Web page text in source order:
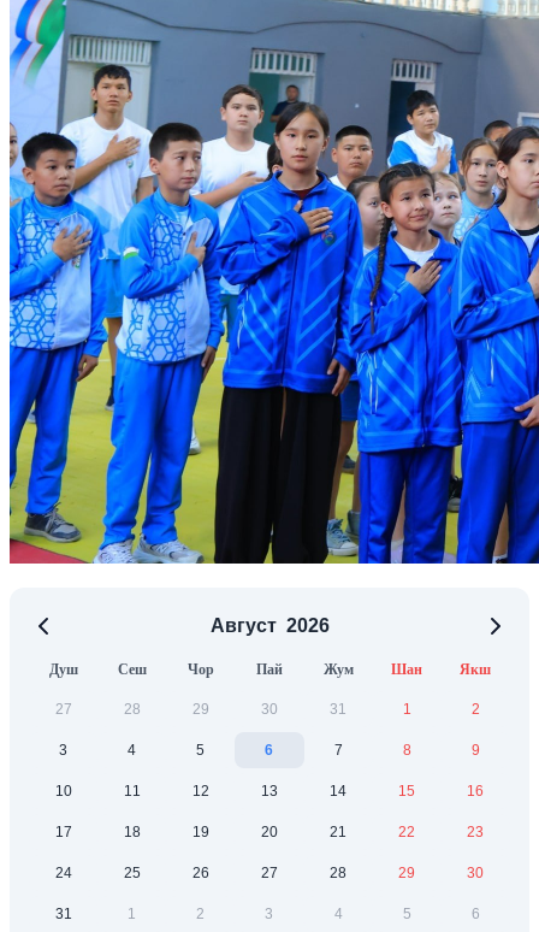
Август 2026
Душ Сеш Чор Пай Жум Шан Якш
27 28 29 30 31 1 2
3 4 5 6 7 8 9
10 11 12 13 14 15 16
17 18 19 20 21 22 23
24 25 26 27 28 29 30
31 1 2 3 4 5 6